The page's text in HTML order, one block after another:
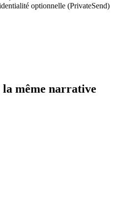
optionnelle (PrivateSend)
la même narrative